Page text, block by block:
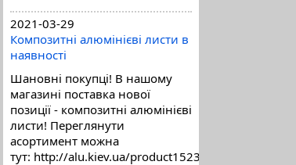
2021-03-29
Композитні алюмінієві листи в
наявності
Шановні покупці! В нашому
магазині поставка нової
позиції - композитні алюмінієві
листи! Переглянути
асортимент можна
тут: http://alu.kiev.ua/product1523.html